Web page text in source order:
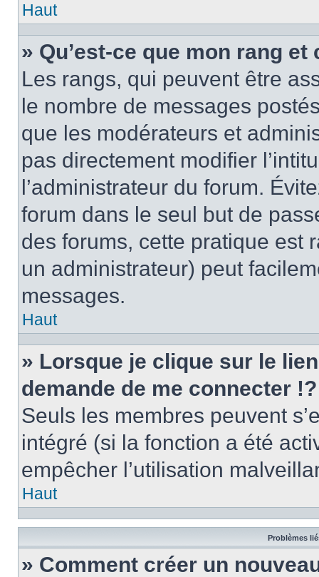
Haut
» Qu’est-ce que mon rang
Les rangs, qui peuvent être
le nombre de messages
que les modérateurs et
pas directement modifier
l’administrateur du forum.
forum dans le seul but de
des forums, cette pratique est
un administrateur) peut
messages.
Haut
» Lorsque je clique sur le
demande de me connecter !?
Seuls les membres peuvent
intégré (si la fonction a été
empêcher l’utilisation
Haut
Problèmes
» Comment créer un